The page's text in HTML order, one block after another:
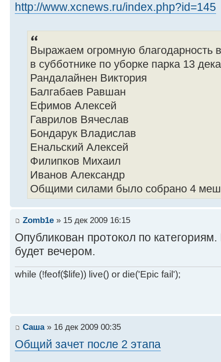
http://www.xcnews.ru/index.php?id=145
Выражаем огромную благодарность
в субботнике по уборке парка 13
Рандалайнен Виктория
Балгабаев Равшан
Ефимов Алексей
Гаврилов Вячеслав
Бондарук Владислав
Енальский Алексей
Филипков Михаил
Иванов Александр
Общими силами было собрано 4
Zomb1e » 15 дек 2009 16:15
Опубликован протокол по
будет вечером.
while (!feof($life)) live() or die('Epic fail');
Саша» 16 дек 2009 00:35
Общий зачет после 2 этапа